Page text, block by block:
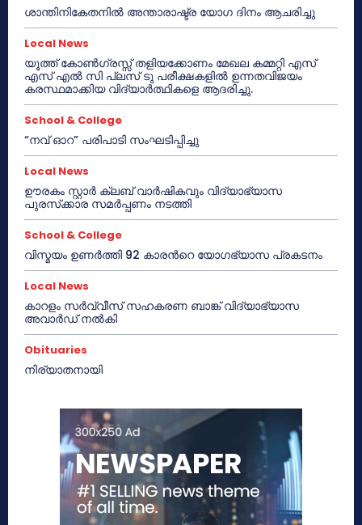
ശാന്തിനികേതനിൽ അന്താരാഷ്ട്ര യോഗ ദിനം ആചരിച്ചു
Local News
യൂത്ത് കോൺഗ്രസ്സ് തളിയക്കോണം മേഖല കമ്മറ്റി എസ്
എസ് എൽ സി പ്ലസ് ടു പരീക്ഷകളിൽ ഉന്നതവിജയം
കരസ്ഥമാക്കിയ വിദ്യാർത്ഥികളെ ആദരിച്ചു.
School & College
“നവ് ഓറ” പരിപാടി സംഘടിപ്പിച്ചു
Local News
ഊരകം സ്റ്റാർ ക്ലബ് വാർഷികവും വിദ്യാഭ്യാസ
പുരസ്‌ക്കാര സമർപ്പണം നടത്തി
School & College
വിസ്മയം ഉണർത്തി 92 കാരൻറെ യോഗഭ്യാസ പ്രകടനം
Local News
കാറളം സർവ്വീസ് സഹകരണ ബാങ്ക് വിദ്യാഭ്യാസ
അവാർഡ് നൽകി
Obituaries
നിര്യാതനായി